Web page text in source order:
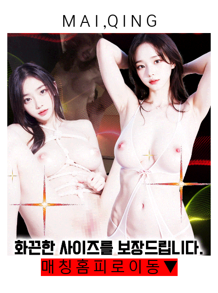
M A I ,Q I N G
매 칭 홈 피 로 이 동 ▼